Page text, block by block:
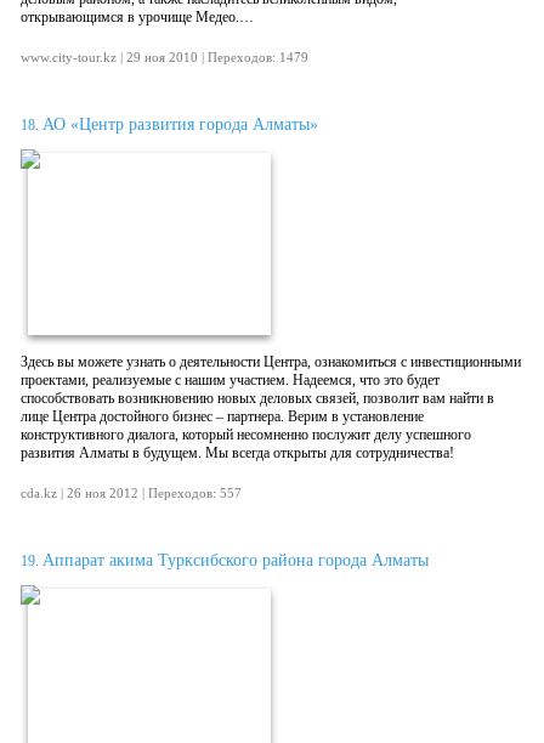
открывающимся в урочище Медео.…
www.city-tour.kz | 29 ноя 2010 | Переходов: 1479
18. АО «Центр развития города Алматы»
Здесь вы можете узнать о деятельности Центра, ознакомиться с инвестиционными
проектами, реализуемые с нашим участием. Надеемся, что это будет
способствовать возникновению новых деловых связей, позволит вам найти в
лице Центра достойного бизнес – партнера. Верим в установление
конструктивного диалога, который несомненно послужит делу успешного
развития Алматы в будущем. Мы всегда открыты для сотрудничества!
cda.kz | 26 ноя 2012 | Переходов: 557
19. Аппарат акима Турксибского района города Алматы